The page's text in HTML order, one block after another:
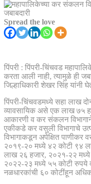
Spread the love
पिंपरी : पिंपरी-चिंचवड
करता आली नाही, त्यामुळे ही
जिल्हाधिकारी शेखर सिंह यांनी
पिंपरी-चिंचवडमध्ये सहा लाख
व्यावसायिक असे एक लाख ७५
आकारणी व कर संकलन
एकीकडे कर वसुली विभागाचे
विभागाकडून अपेक्षित पाणीकर
२०१९-२० मध्ये ४२ कोटी ९४
लाख २६ हजार, २०२१-२२
२०२२-२३ मध्ये ५५ कोटी रुपये
नळधारकांची ६० कोटींहून